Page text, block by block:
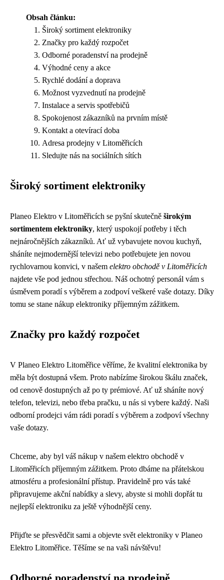
Obsah článku:
Široký sortiment elektroniky
Značky pro každý rozpočet
Odborné poradenství na prodejně
Výhodné ceny a akce
Rychlé dodání a doprava
Možnost vyzvednutí na prodejně
Instalace a servis spotřebičů
Spokojenost zákazníků na prvním místě
Kontakt a otevírací doba
Adresa prodejny v Litoměřicích
Sledujte nás na sociálních sítích
Široký sortiment elektroniky
Planeo Elektro v Litoměřicích se pyšní skutečně širokým
sortimentem elektroniky, který uspokojí potřeby i těch
nejnáročnějších zákazníků. Ať už vybavujete novou kuchyň,
sháníte nejmodernější televizi nebo potřebujete jen novou
rychlovarnou konvici, v našem elektro obchodě v Litoměřicích
najdete vše pod jednou střechou. Náš ochotný personál vám s
úsměvem poradí s výběrem a zodpoví veškeré vaše dotazy. Díky
tomu se stane nákup elektroniky příjemným zážitkem.
Značky pro každý rozpočet
V Planeo Elektro Litoměřice věříme, že kvalitní elektronika by
měla být dostupná všem. Proto nabízíme širokou škálu značek,
od cenově dostupných až po ty prémiové. Ať už sháníte nový
telefon, televizi, nebo třeba pračku, u nás si vybere každý. Naši
odborní prodejci vám rádi poradí s výběrem a zodpoví všechny
vaše dotazy.
Chceme, aby byl váš nákup v našem elektro obchodě v
Litoměřicích příjemným zážitkem. Proto dbáme na přátelskou
atmosféru a profesionální přístup. Pravidelně pro vás také
připravujeme akční nabídky a slevy, abyste si mohli dopřát tu
nejlepší elektroniku za ještě výhodnější ceny.
Přijďte se přesvědčit sami a objevte svět elektroniky v Planeo
Elektro Litoměřice. Těšíme se na vaši návštěvu!